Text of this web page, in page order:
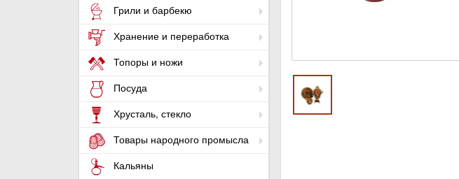
Грили и барбекю
Хранение и переработка
Топоры и ножи
Посуда
Хрусталь, стекло
Товары народного промысла
Кальяны